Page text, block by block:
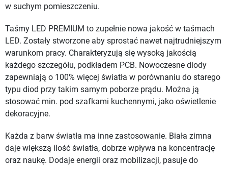
w suchym pomieszczeniu.
Taśmy LED PREMIUM to zupełnie nowa jakość w taśmach
LED. Zostały stworzone aby sprostać nawet najtrudniejszym
warunkom pracy. Charakteryzują się wysoką jakością
każdego szczegółu, podkładem PCB. Nowoczesne diody
zapewniają o 100% więcej światła w porównaniu do starego
typu diod przy takim samym poborze prądu. Można ją
stosować min. pod szafkami kuchennymi, jako oświetlenie
dekoracyjne.
Każda z barw światła ma inne zastosowanie. Biała zimna
daje większą ilość światła, dobrze wpływa na koncentrację
oraz naukę. Dodaje energii oraz mobilizacji, pasuje do